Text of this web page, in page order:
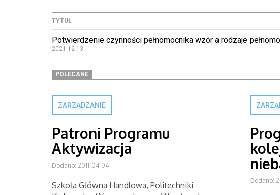
TYTUŁ
Potwierdzenie czynności pełnomocnika wzór a rodzaje
2021-12-13
POLECANE
ZARZĄDZANIE
Patroni Programu
Aktywizacja
Dodano: 2011-04-04
Szkoła Główna Handlowa, Politechniki
Dodano: